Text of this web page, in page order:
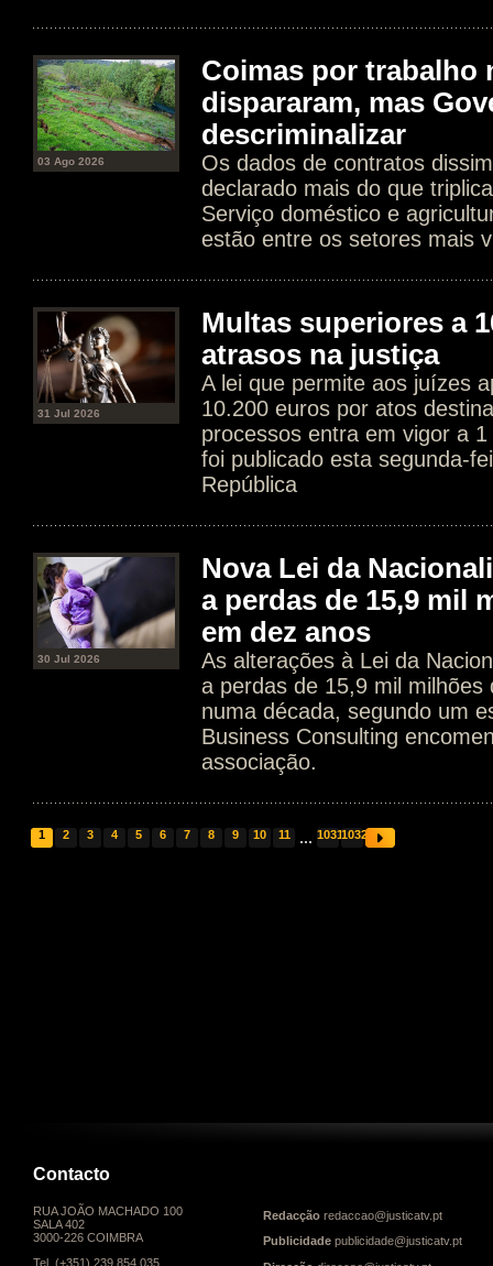
03 Ago 2026
Coimas por trabalho
dispararam, mas
descriminalizar
Os dados de contratos
declarado mais do que
Serviço doméstico e
estão entre os setores mais
31 Jul 2026
Multas superiores a
atrasos na justiça
A lei que permite aos juízes
10.200 euros por atos
processos entra em vigor a
foi publicado esta segunda-
República
30 Jul 2026
Nova Lei da
a perdas de 15,9 mil
em dez anos
As alterações à Lei da
a perdas de 15,9 mil milhões
numa década, segundo um
Business Consulting
associação.
1 2 3 4 5 6 7 8 9 10 11 ... 10311032
Contacto
RUA JOÃO MACHADO 100
SALA 402
3000-226 COIMBRA
Tel. (+351) 239 854 035
Redacção redaccao@justicatv.pt
Publicidade publicidade@justicatv.pt